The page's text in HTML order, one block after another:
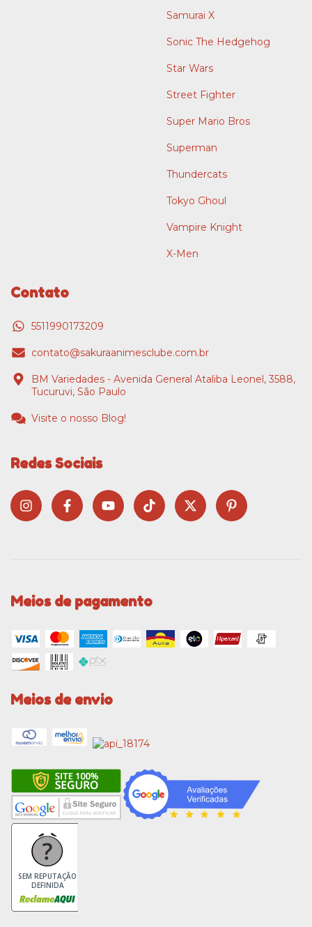
Samurai X
Sonic The Hedgehog
Star Wars
Street Fighter
Super Mario Bros
Superman
Thundercats
Tokyo Ghoul
Vampire Knight
X-Men
Contato
5511990173209
contato@sakuraanimesclube.com.br
BM Variedades - Avenida General Ataliba Leonel, 3588,
Tucuruvi, São Paulo
Visite o nosso Blog!
Redes Sociais
Meios de pagamento
Meios de envio
SEM REPUTAÇÃO
DEFINIDA